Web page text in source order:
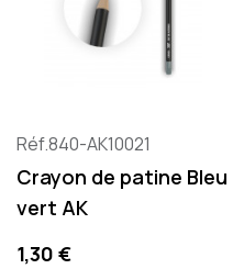
Réf.840-AK10021
Crayon de patine Bleu
vert AK
Precio
1,30 €